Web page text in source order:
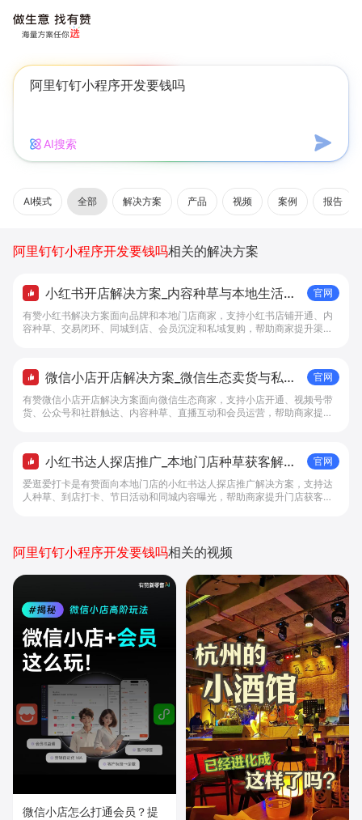
AI搜索
AI模式 全部 解决方案 产品 视频 案例 报告
阿里钉钉小程序开发要钱吗相关的解决方案
小红书开店解决方案_内容种草与本地生活转
化工具 - 做生意, 找有赞
官网
有赞小红书解决方案面向品牌和本地门店商家，支持小红书店铺开通、内
容种草、交易闭环、同城到店、会员沉淀和私域复购，帮助商家提升渠道
微信小店开店解决方案_微信生态卖货与私域
经营 - 做生意, 找有赞
官网
有赞微信小店开店解决方案面向微信生态商家，支持小店开通、视频号带
货、公众号和社群触达、内容种草、直播互动和会员运营，帮助商家提升
小红书达人探店推广_本地门店种草获客解决
方案 - 做生意, 找有赞
官网
爱逛爱打卡是有赞面向本地门店的小红书达人探店推广解决方案，支持达
人种草、到店打卡、节日活动和同城内容曝光，帮助商家提升门店获客与
阿里钉钉小程序开发要钱吗相关的视频
微信小店怎么打通会员？提